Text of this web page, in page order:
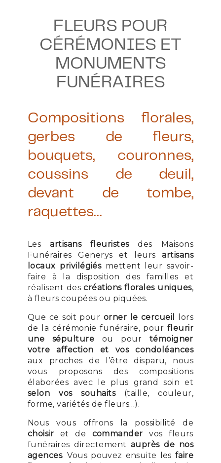
FLEURS POUR
CÉRÉMONIES ET
MONUMENTS
FUNÉRAIRES
Compositions florales,
gerbes de fleurs,
bouquets, couronnes,
coussins de deuil,
devant de tombe,
raquettes…
Lesartisans fleuristesdes Maisons
Funéraires Generys et leursartisans
locaux privilégiésmettent leur savoir-
faire à la disposition des familles et
réalisent descréations florales uniques,
à fleurs coupées ou piquées.
Que ce soit pour orner le cercueil
lors
de la cérémonie funéraire, pour fleurir
une sépulture ou pour témoigner
votre affection et vos condoléances
aux proches de l’être disparu, nous
vous proposons des compositions
élaborées avec le plus grand soin et
selon vos souhaits(taille, couleur,
forme, variétés de fleurs…).
Nous vous offrons la possibilité de
choisir et de commandervos fleurs
funéraires directement auprès de nos
agences. Vous pouvez ensuite les faire